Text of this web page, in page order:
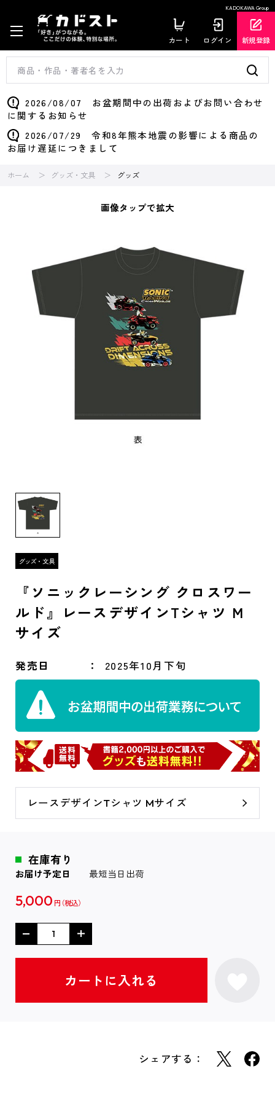
KADOKAWA Group
カート ログイン 新規登録
2026/08/07 お盆期間中の出荷およびお問い合わせ
に関するお知らせ
2026/07/29 令和8年熊本地震の影響による商品の
お届け遅延につきまして
ホーム グッズ・文具 グッズ
画像タップで拡大
『ソニックレーシング クロスワー
ルド』レースデザインTシャツ M
サイズ
発売日 2025年10月下旬
レースデザインTシャツ Mサイズ
在庫有り
お届け予定日 最短当日出荷
5,000 円
シェアする：